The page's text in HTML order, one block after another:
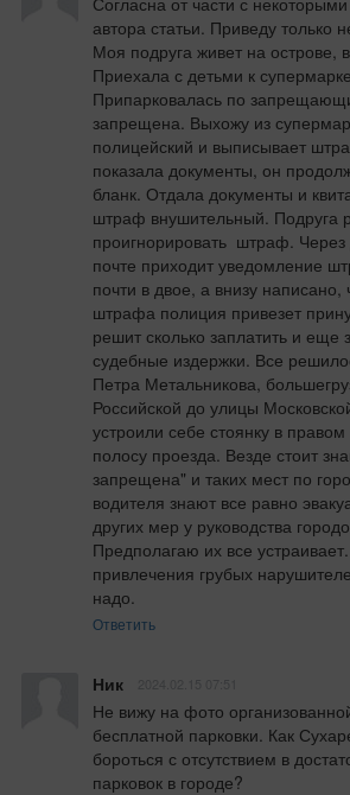
автора статьи. Приведу только
Моя подруга живет на острове,
Приехала с детьми к
Припарковалась по
запрещена. Выхожу из
полицейский и выписывает
показала документы, он
бланк. Отдала документы и
штраф внушительный. Подруга
проигнорировать  штраф.
почте приходит уведомление
почти в двое, а внизу написано,
штрафа полиция привезет
решит сколько заплатить и еще
судебные издержки. Все
Петра Метальникова,
Российской до улицы
устроили себе стоянку в
полосу проезда. Везде стоит
запрещена" и таких мест по
водителя знают все равно
других мер у руководства
Предполагаю их все
привлечения грубых
надо.
Ответить
Ник
Не вижу на фото
бесплатной парковки. Как
бороться с отсутствием в
парковок в городе?